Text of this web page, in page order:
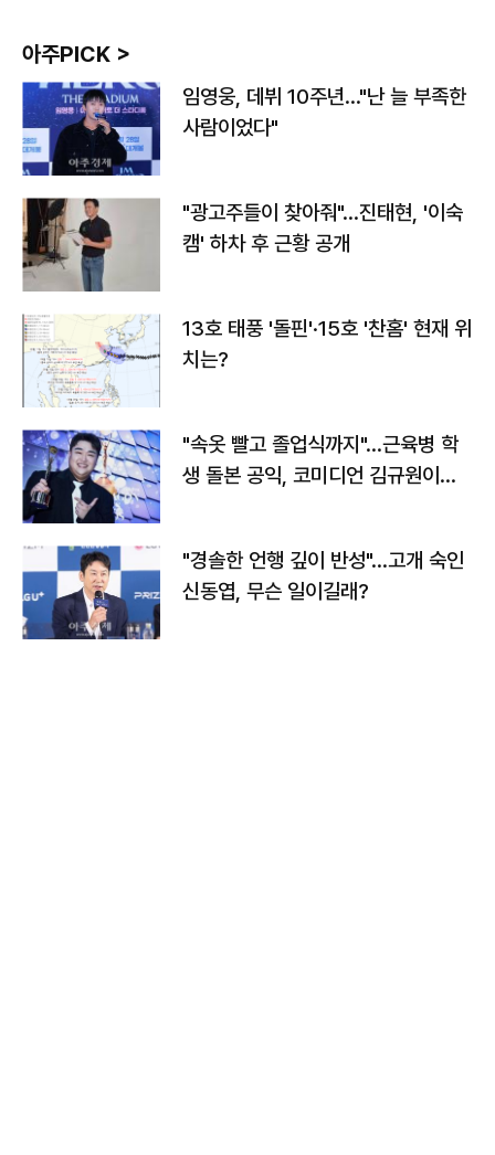
아주PICK >
임영웅, 데뷔 10주년…"난 늘 부족한
사람이었다"
"광고주들이 찾아줘"…진태현, '이숙
캠' 하차 후 근황 공개
13호 태풍 '돌핀'·15호 '찬홈' 현재 위
치는?
"속옷 빨고 졸업식까지"…근육병 학
생 돌본 공익, 코미디언 김규원이었
"경솔한 언행 깊이 반성"…고개 숙인
신동엽, 무슨 일이길래?